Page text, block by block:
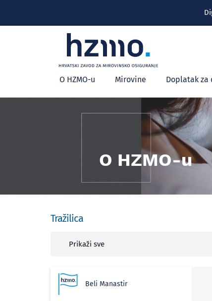
Glavni
izbornik
O HZMO-u Mirovine Doplatak za
O HZMO-u
Tražilica
Prikaži sve
Beli Manastir